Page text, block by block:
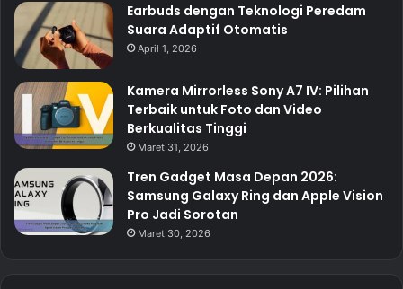
Earbuds dengan Teknologi Peredam
Suara Adaptif Otomatis
April 1, 2026
Kamera Mirrorless Sony A7 IV: Pilihan
Terbaik untuk Foto dan Video
Berkualitas Tinggi
Maret 31, 2026
Tren Gadget Masa Depan 2026:
Samsung Galaxy Ring dan Apple Vision
Pro Jadi Sorotan
Maret 30, 2026